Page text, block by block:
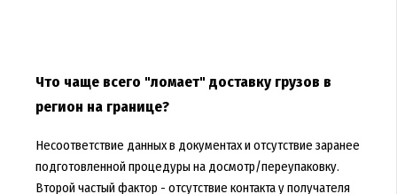
Что чаще всего "ломает" доставку грузов в
регион на границе?
Несоответствие данных в документах и отсутствие заранее
подготовленной процедуры на досмотр/переупаковку.
Второй частый фактор - отсутствие контакта у получателя